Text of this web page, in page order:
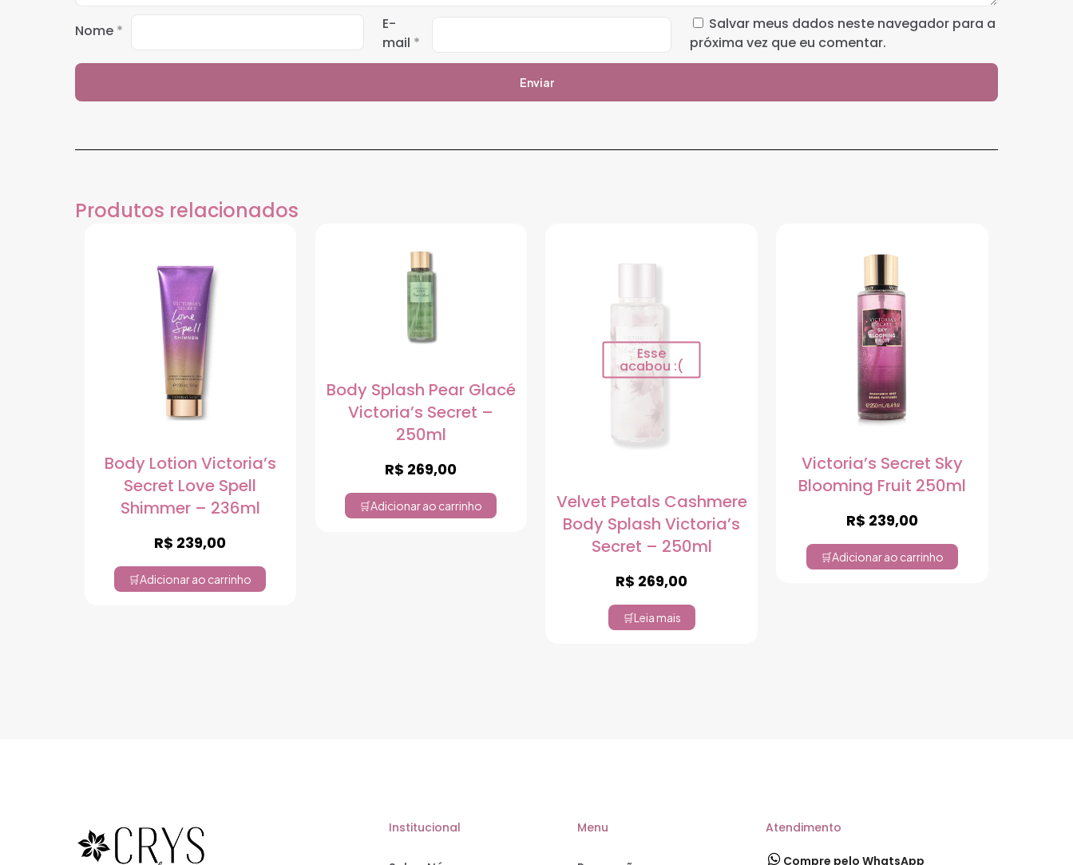
Nome *
E-
mail *
Salvar meus dados neste navegador para a
próxima vez que eu comentar.
Produtos relacionados
Body Lotion Victoria’s
Secret Love Spell
Shimmer – 236ml
R$ 239,00
Adicionar ao carrinho
Body Splash Pear Glacé
Victoria’s Secret –
250ml
R$ 269,00
Adicionar ao carrinho
Esse
acabou :(
Velvet Petals Cashmere
Body Splash Victoria’s
Secret – 250ml
R$ 269,00
Leia mais
Victoria’s Secret Sky
Blooming Fruit 250ml
R$ 239,00
Adicionar ao carrinho
Institucional Menu Atendimento
Compre pelo WhatsApp